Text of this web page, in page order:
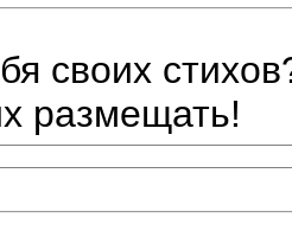
своих
размещать!